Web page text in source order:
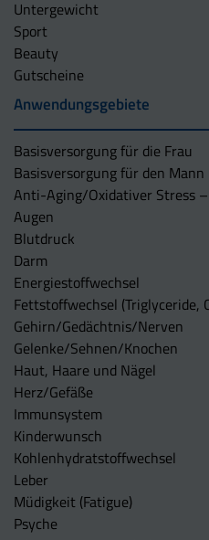
Untergewicht
Sport
Beauty
Gutscheine
Anwendungsgebiete
Basisversorgung für die Frau
Basisversorgung für den Mann
Anti-Aging/Oxidativer Stress
Augen
Blutdruck
Darm
Energiestoffwechsel
Fettstoffwechsel (Triglyceride,
Gehirn/Gedächtnis/Nerven
Gelenke/Sehnen/Knochen
Haut, Haare und Nägel
Herz/Gefäße
Immunsystem
Kinderwunsch
Kohlenhydratstoffwechsel
Leber
Müdigkeit (Fatigue)
Psyche